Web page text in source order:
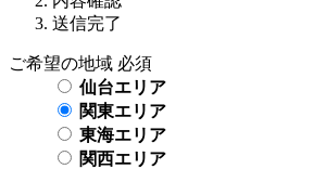
送信完了
ご希望の地域 必須
仙台エリア
関東エリア
東海エリア
関西エリア